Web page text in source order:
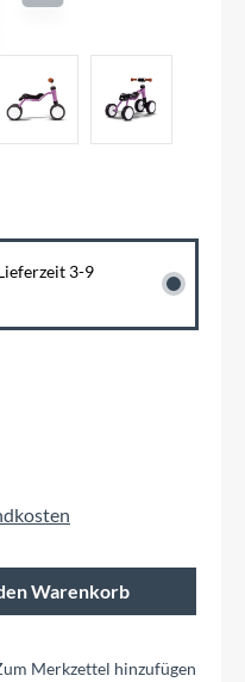
3-9
gewünschten
Warenkorb
Merkzettel hinzufügen